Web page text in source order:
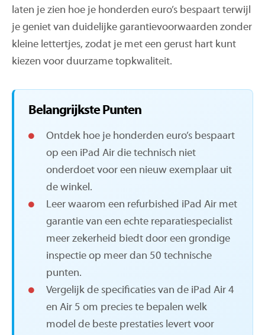
laten je zien hoe je honderden euro’s bespaart terwijl
je geniet van duidelijke garantievoorwaarden zonder
kleine lettertjes, zodat je met een gerust hart kunt
kiezen voor duurzame topkwaliteit.
Belangrijkste Punten
Ontdek hoe je honderden euro’s bespaart
op een iPad Air die technisch niet
onderdoet voor een nieuw exemplaar uit
de winkel.
Leer waarom een refurbished iPad Air met
garantie van een echte reparatiespecialist
meer zekerheid biedt door een grondige
inspectie op meer dan 50 technische
punten.
Vergelijk de specificaties van de iPad Air 4
en Air 5 om precies te bepalen welk
model de beste prestaties levert voor